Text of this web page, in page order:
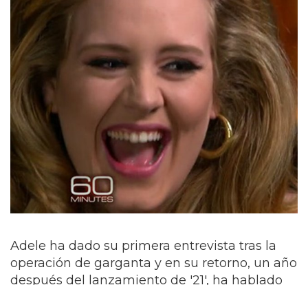
Adele ha dado su primera entrevista tras la
operación de garganta y en su retorno, un año
después del lanzamiento de '21', ha hablado